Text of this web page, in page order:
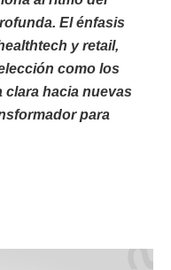
El énfasis
y retail,
como los
clara hacia nuevas
para